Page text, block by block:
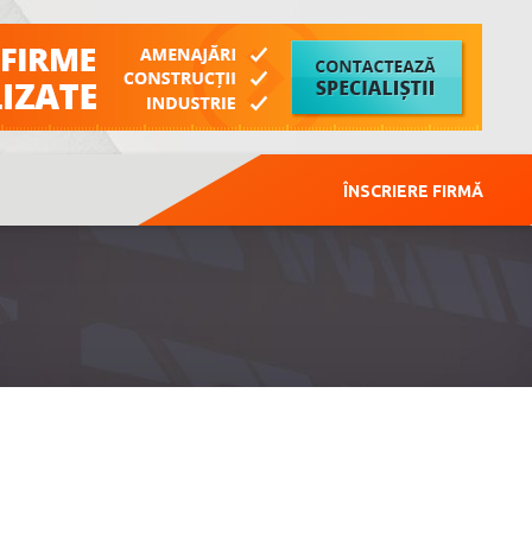
ÎNSCRIERE FIRMĂ